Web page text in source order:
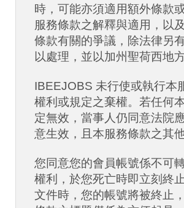
時，可能亦須適用額外條款
服務條款之解釋與適用，以
條款有關的爭議，除法律另
以處理，並以加州聖荷西地
IBEEJOBS 未行使或執行本
權利或規定之棄權。若任何
定無效，當事人仍同意法院
意生效，且本服務條款之其
您同意您的會員帳號係不可
權利，於您死亡時即立刻終
文件時，您的帳號將被終止